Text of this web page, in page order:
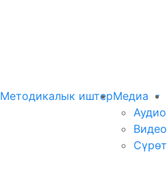
Методикалык иштерМедиа
Аудио
Видео
Сүрөт